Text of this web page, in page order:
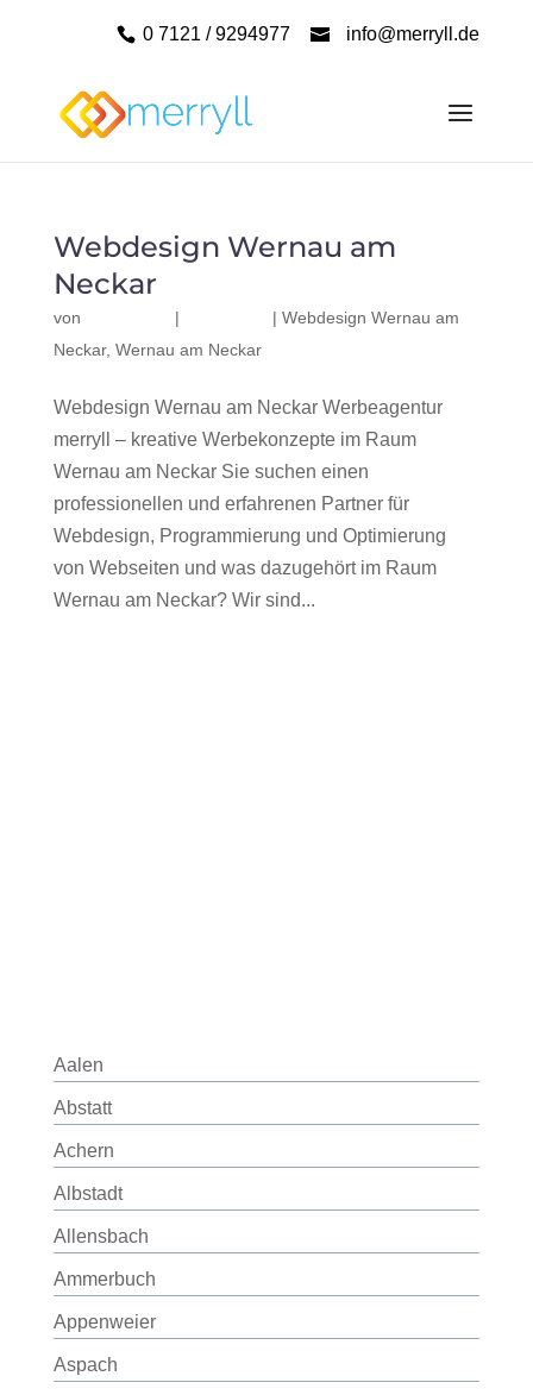
0 7121 / 9294977 info@merryll.de
Webdesign Wernau am
Neckar
von | | Webdesign Wernau am
Neckar, Wernau am Neckar
Webdesign Wernau am Neckar Werbeagentur
merryll – kreative Werbekonzepte im Raum
Wernau am Neckar Sie suchen einen
professionellen und erfahrenen Partner für
Webdesign, Programmierung und Optimierung
von Webseiten und was dazugehört im Raum
Wernau am Neckar? Wir sind...
Aalen
Abstatt
Achern
Albstadt
Allensbach
Ammerbuch
Appenweier
Aspach